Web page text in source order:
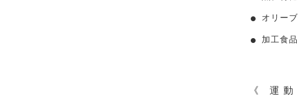
オリー
加工食
《 運 動